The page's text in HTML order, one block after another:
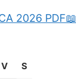
2026 PDF📖
V S